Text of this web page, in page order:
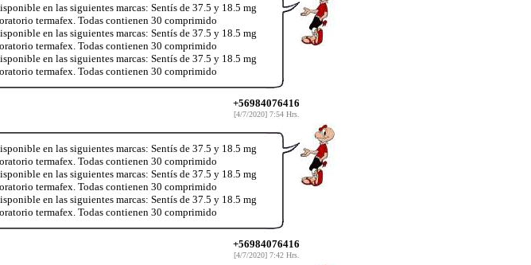
en las siguientes marcas: Sentís de 37.5 y 18.5 mg
termafex. Todas contienen 30 comprimido
en las siguientes marcas: Sentís de 37.5 y 18.5 mg
termafex. Todas contienen 30 comprimido
en las siguientes marcas: Sentís de 37.5 y 18.5 mg
termafex. Todas contienen 30 comprimido
+56984076416
[4/7/2020] 7:54 Hrs.
en las siguientes marcas: Sentís de 37.5 y 18.5 mg
termafex. Todas contienen 30 comprimido
en las siguientes marcas: Sentís de 37.5 y 18.5 mg
termafex. Todas contienen 30 comprimido
en las siguientes marcas: Sentís de 37.5 y 18.5 mg
termafex. Todas contienen 30 comprimido
+56984076416
[4/7/2020] 7:42 Hrs.